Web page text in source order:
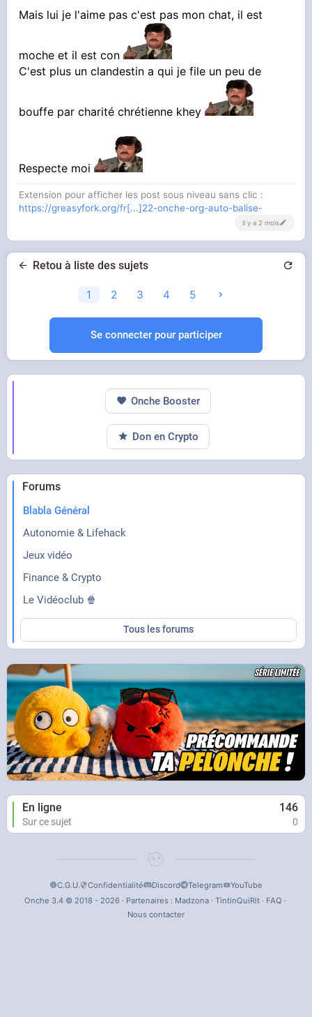
Pardon je me suis emporté khey
Mais lui je l'aime pas c'est pas mon chat, il est
moche et il est con
C'est plus un clandestin a qui je file un peu de
bouffe par charité chrétienne khey
Respecte moi
Extension pour afficher les post sous niveau sans clic :
https://greasyfork.org/fr[...]22-onche-org-auto-balise-
il y a 2 mois
Retou à liste des sujets
1 2 3 4 5
Se connecter pour participer
Forums
Blabla Général
Autonomie & Lifehack
Jeux vidéo
Finance & Crypto
Le Vidéoclub 🍿
Tous les forums
En ligne 146
Sur ce sujet 0
Onche Booster
Don en Crypto
C.G.U. Confidentialité Discord Telegram
YouTube
Onche 3.4 © 2018 - 2026 · Partenaires : Madzona· TintinQuiRit· FAQ ·
Nous contacter